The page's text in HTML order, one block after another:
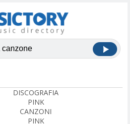
DISCOGRAFIA
PINK
CANZONI
PINK